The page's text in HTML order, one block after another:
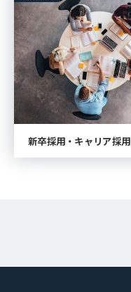
新卒採用・キャリア採用